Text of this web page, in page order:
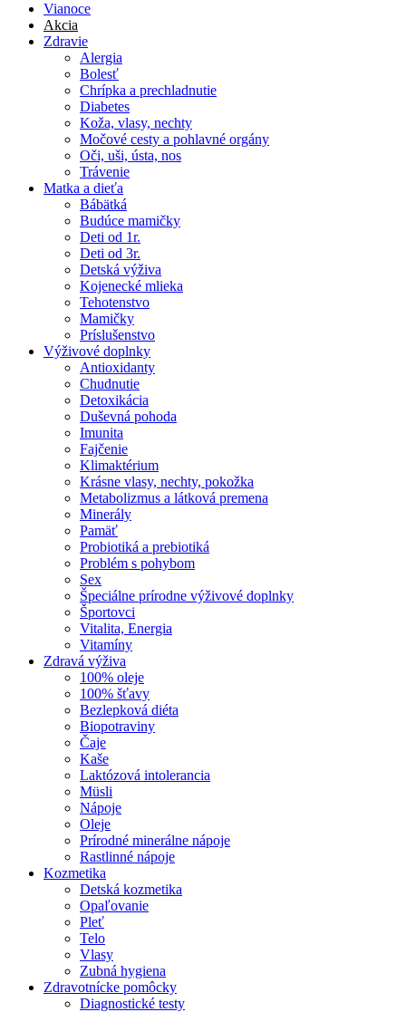
Vianoce
Akcia
Zdravie
Alergia
Bolesť
Chrípka a prechladnutie
Diabetes
Koža, vlasy, nechty
Močové cesty a pohlavné orgány
Oči, uši, ústa, nos
Trávenie
Matka a dieťa
Bábätká
Budúce mamičky
Deti od 1r.
Deti od 3r.
Detská výživa
Kojenecké mlieka
Tehotenstvo
Mamičky
Príslušenstvo
Výživové doplnky
Antioxidanty
Chudnutie
Detoxikácia
Duševná pohoda
Imunita
Fajčenie
Klimaktérium
Krásne vlasy, nechty, pokožka
Metabolizmus a látková premena
Minerály
Pamäť
Probiotiká a prebiotiká
Problém s pohybom
Sex
Špeciálne prírodne výživové doplnky
Športovci
Vitalita, Energia
Vitamíny
Zdravá výživa
100% oleje
100% šťavy
Bezlepková diéta
Biopotraviny
Čaje
Kaše
Laktózová intolerancia
Müsli
Nápoje
Oleje
Prírodné minerálne nápoje
Rastlinné nápoje
Kozmetika
Detská kozmetika
Opaľovanie
Pleť
Telo
Vlasy
Zubná hygiena
Zdravotnícke pomôcky
Diagnostické testy